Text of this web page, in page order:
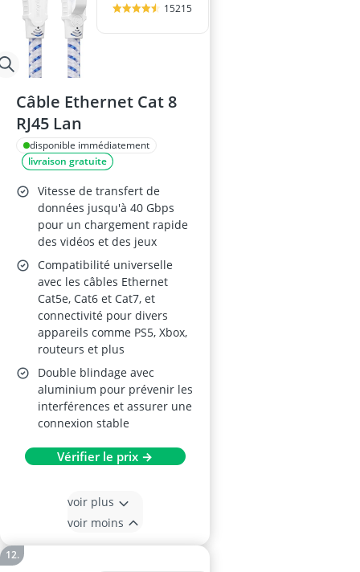
15215
Câble Ethernet Cat 8
RJ45 Lan
disponible immédiatement
livraison gratuite
Vitesse de transfert de
données jusqu'à 40 Gbps
pour un chargement rapide
des vidéos et des jeux
Compatibilité universelle
avec les câbles Ethernet
Cat5e, Cat6 et Cat7, et
connectivité pour divers
appareils comme PS5, Xbox,
routeurs et plus
Double blindage avec
aluminium pour prévenir les
interférences et assurer une
connexion stable
Vérifier le prix →
voir plus
voir moins